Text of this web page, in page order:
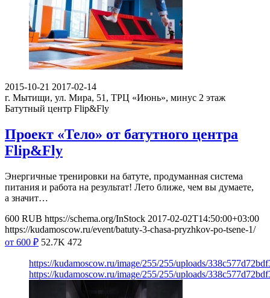
2015-10-21 2017-02-14
г. Мытищи, ул. Мира, 51, ТРЦ «Июнь», минус 2 этаж
Батутный центр Flip&Fly
Проект «Тело» от батутного центра
Flip&Fly
Энергичные тренировки на батуте, продуманная система
питания и работа на результат! Лето ближе, чем вы думаете,
а значит…
600 RUB https://schema.org/InStock 2017-02-02T14:50:00+03:00
https://kudamoscow.ru/event/batuty-3-chasa-pryzhkov-po-tsene-1/
от 600 ₽ 52.7K 472
https://kudamoscow.ru/image/255/255/uploads/
https://kudamoscow.ru/image/255/255/uploads/